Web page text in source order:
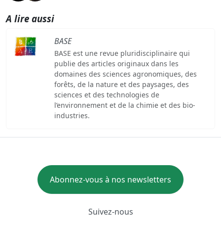
A lire aussi
BASE
BASE est une revue pluridisciplinaire qui
publie des articles originaux dans les
domaines des sciences agronomiques, des
forêts, de la nature et des paysages, des
sciences et des technologies de
l’environnement et de la chimie et des bio-
industries.
Abonnez-vous à nos newsletters
Suivez-nous